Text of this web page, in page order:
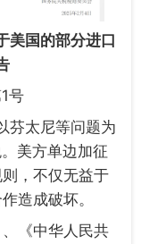
美国的部分进口
号
芬太尼等问题为
美方单边加征
，不仅无益于
造成破坏。
《中华人民共